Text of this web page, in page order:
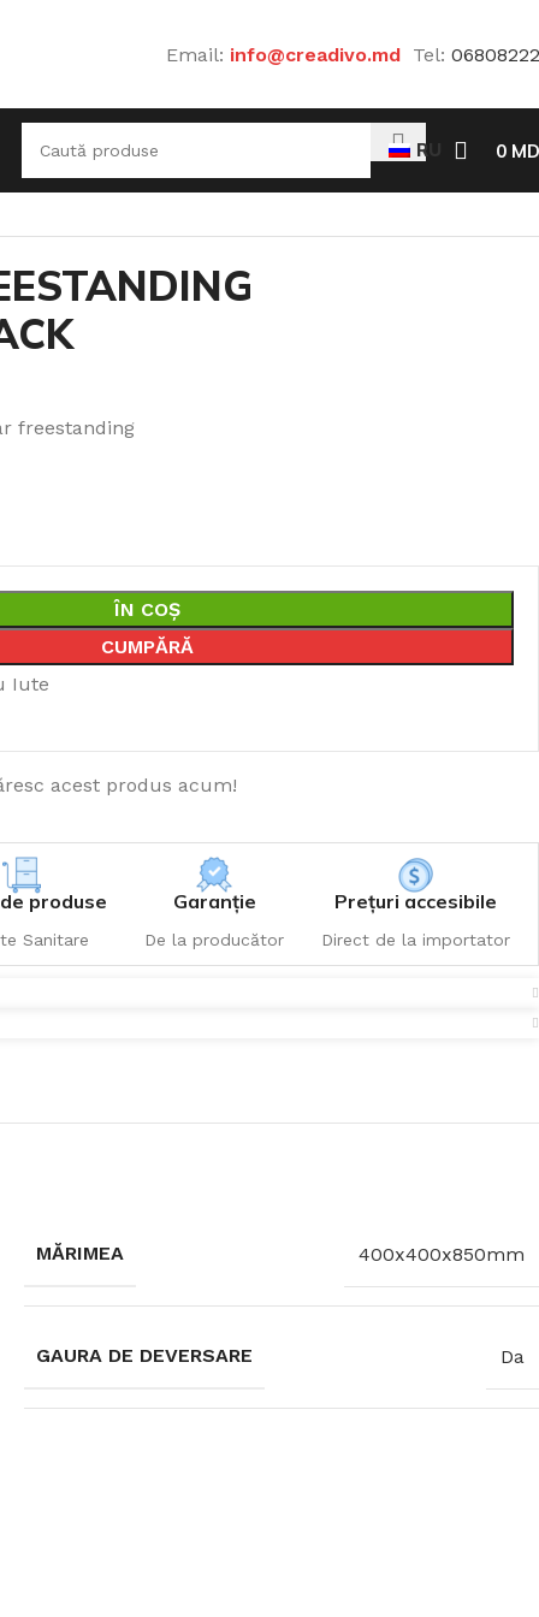
Email: info@creadivo.md Tel:
RU 0
freestanding
ÎN COȘ
CUMPĂRĂ
Iute
acest produs acum!
produse
Sanitare
Garanție
De la producător
Prețuri accesibile
Direct de la importator
MĂRIMEA 400x400x850mm
GAURA DE DEVERSARE Da